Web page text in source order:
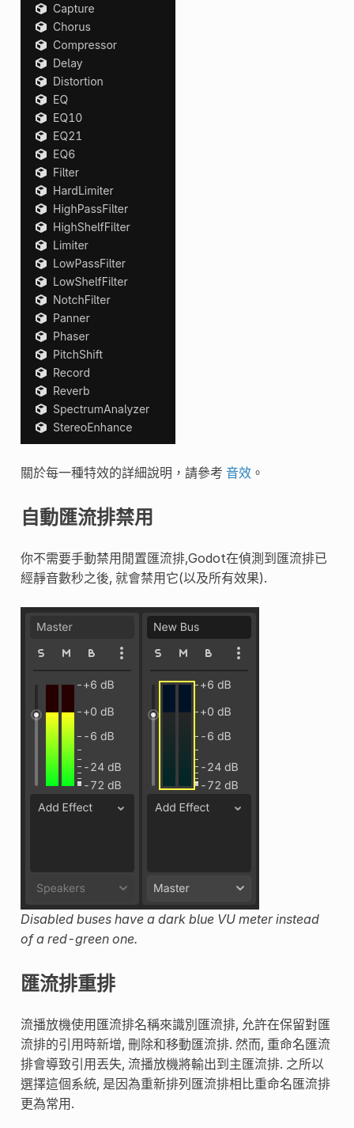
關於每一種特效的詳細說明，請參考 音效。
自動匯流排禁用
你不需要手動禁用閒置匯流排,Godot在偵測到匯流排已
經靜音數秒之後, 就會禁用它(以及所有效果).
Disabled buses have a dark blue VU meter instead
of a red-green one.
匯流排重排
流播放機使用匯流排名稱來識別匯流排, 允許在保留對匯
流排的引用時新增, 刪除和移動匯流排. 然而, 重命名匯流
排會導致引用丟失, 流播放機將輸出到主匯流排. 之所以
選擇這個系統, 是因為重新排列匯流排相比重命名匯流排
更為常用.